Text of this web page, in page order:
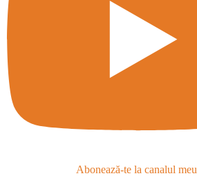
Abonează-te la canalul meu